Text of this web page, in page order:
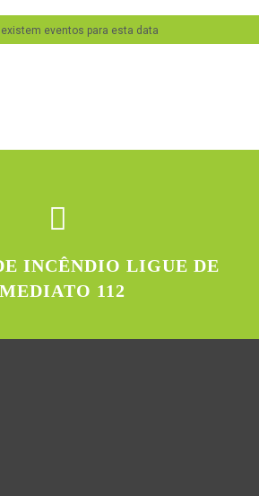
existem eventos para esta data
INCÊNDIO LIGUE DE
112